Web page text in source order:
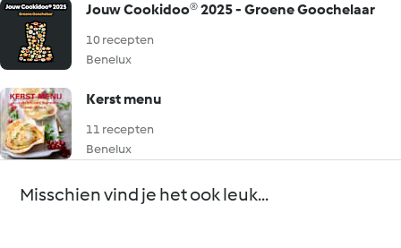
Jouw Cookidoo® 2025 - Groene Goochelaar
10 recepten
Benelux
Kerst menu
11 recepten
Benelux
Misschien vind je het ook leuk...